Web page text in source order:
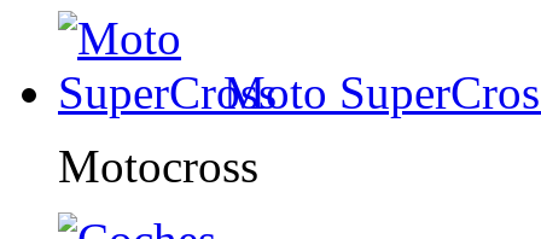
Moto
Motocross